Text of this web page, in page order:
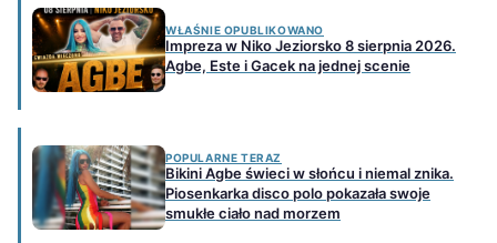
WŁAŚNIE OPUBLIKOWANO
Impreza w Niko Jeziorsko 8 sierpnia 2026.
Agbe, Este i Gacek na jednej scenie
POPULARNE TERAZ
Bikini Agbe świeci w słońcu i niemal znika.
Piosenkarka disco polo pokazała swoje
smukłe ciało nad morzem